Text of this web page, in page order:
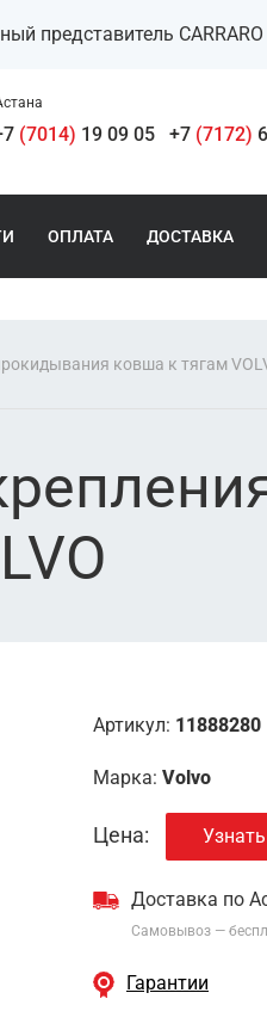
представитель CARRARO
(7014) 19 09 05 +7 (7172)
ОПЛАТА ДОСТАВКА
ковша к тягам
Артикул: 11888280
Марка: Volvo
Цена:
Доставка по
Самовывоз —
Гарантии